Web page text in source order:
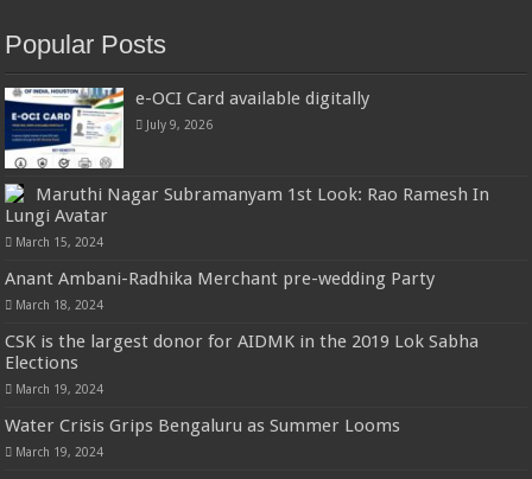
Popular Posts
e-OCI Card available digitally
July 9, 2026
Maruthi Nagar Subramanyam 1st Look: Rao Ramesh In
Lungi Avatar
March 15, 2024
Anant Ambani-Radhika Merchant pre-wedding Party
March 18, 2024
CSK is the largest donor for AIDMK in the 2019 Lok Sabha
Elections
March 19, 2024
Water Crisis Grips Bengaluru as Summer Looms
March 19, 2024